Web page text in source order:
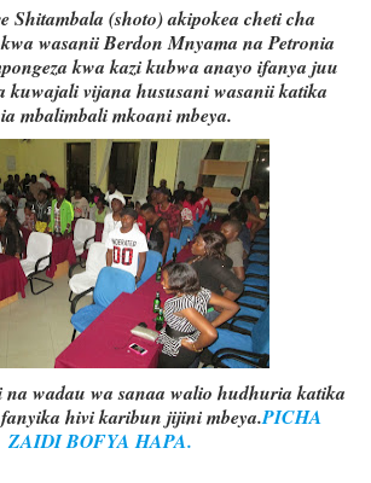
Shitambala (shoto) akipokea cheti cha
wasanii Berdon Mnyama na Petronia
kwa kazi kubwa anayo ifanya juu
kuwajali vijana hususani wasanii katika
mbalimbali mkoani mbeya.
na wadau wa sanaa walio hudhuria katika
hivi karibun jijini mbeya.PICHA
ZAIDI BOFYA HAPA.